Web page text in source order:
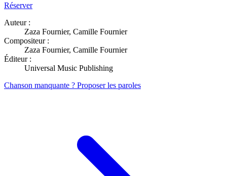
Réserver
Auteur :
Zaza Fournier, Camille Fournier
Compositeur :
Zaza Fournier, Camille Fournier
Éditeur :
Universal Music Publishing
Chanson manquante ? Proposer les paroles